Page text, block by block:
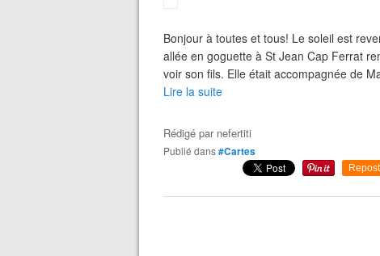
Bonjour à toutes et tous! Le soleil est
allée en goguette à St Jean Cap Ferrat
voir son fils. Elle était accompagnée de
Lire la suite
Rédigé par nefertiti
Publié dans#Cartes
Repost